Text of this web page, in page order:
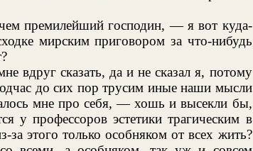
премилейший господин, — я вот куда-
мирским приговором за что-нибудь
вдруг сказать, да и не сказал я, потому
до сих пор трусим иные наши мысли
мне про себя, — хошь и высекли бы,
у профессоров эстетики трагическим в
этого только особняком от всех жить?